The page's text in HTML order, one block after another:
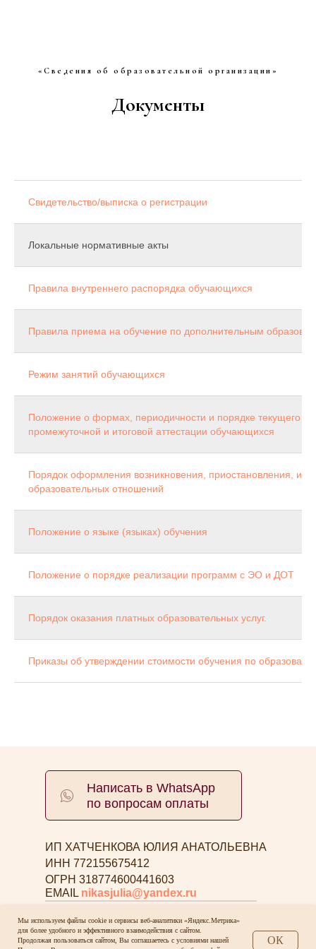
«Сведения об образовательной организации»
Документы
Свидетельство/выписка о регистрации
Локальные нормативные акты
Правила внутреннего распорядка обучающихся
Правила приема на обучение по дополнительным
Режим занятий обучающихся
Положение о формах, периодичности и порядке текущего
промежуточной и итоговой аттестации обучающихся
Порядок оформления возникновения, приостановления,
образовательных отношений
Положение о языке (языках) обучения
Положение о порядке реализации программ с ЭО и ДОТ
Порядок оказания платных образовательных услуг.
Приказы об утверждении стоимости обучения по
Написать в WhatsApp
по вопросам оплаты
Договор оферты
Политика конфиденциальности
ИП ХАТЧЕНКОВА ЮЛИЯ АНАТОЛЬЕВНА
ИНН 772155675412
ОГРН 318774600441603
EMAIL nikasjulia@yandex.ru
Мы используем файлы cookie и сервисы веб-аналитики «Яндекс.Метрика»
для более удобного и эффективного взаимодействия с сайтом.
Продолжая пользоваться сайтом, Вы соглашаетесь с условиями нашей
ОК